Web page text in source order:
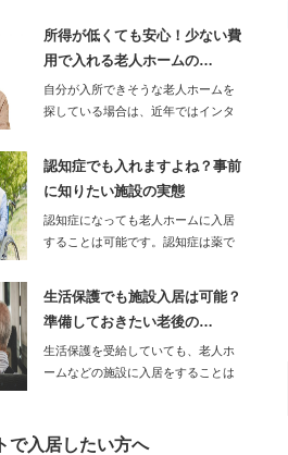
所得が低くても安心！少ない費
用で入れる老人ホームの…
自分が入所できそうな老人ホームを
探している場合は、近年ではインタ
認知症でも入れますよね？事前
に知りたい施設の実態
認知症になっても老人ホームに入居
することは可能です。認知症は薬で
生活保護でも施設入居は可能？
準備しておきたい老後の…
生活保護を受給していても、老人ホ
ームなどの施設に入居をすることは
で入居したい方へ